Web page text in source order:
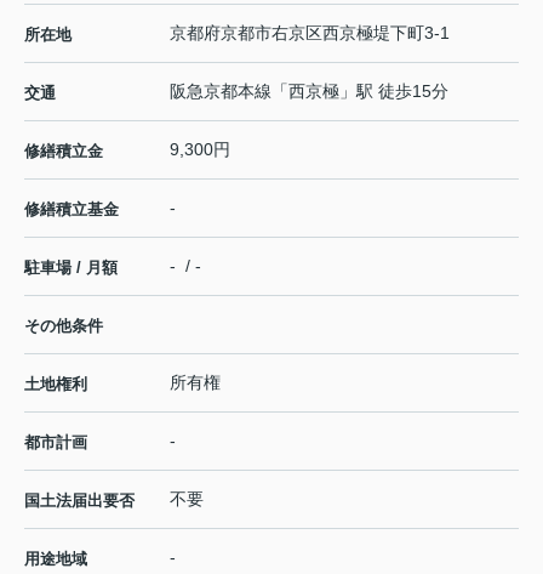
所在地 京都府京都市右京区西京極堤下町3-1
交通 阪急京都本線 「西京極 」駅 徒歩15分
修繕積立金 9,300円
修繕積立基金 -
駐車場 / 月額 - / -
その他条件
土地権利 所有権
都市計画 -
国土法届出要否 不要
用途地域 -